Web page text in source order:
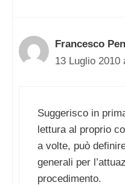
Francesco
13 Luglio 2010
Suggerisco in
lettura al proprio
a volte, può
generali per
procedimento.